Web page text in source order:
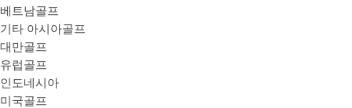
베트남골프
기타 아시아골프
대만골프
유럽골프
인도네시아
미국골프